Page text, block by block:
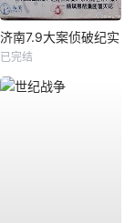
济南7.9大案侦破纪实
已完结